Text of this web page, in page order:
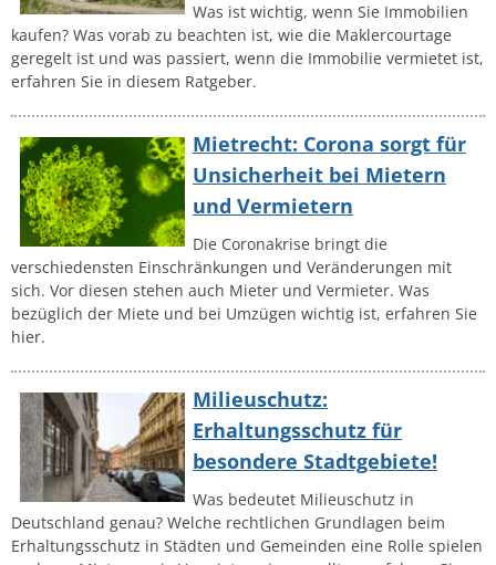
Was ist wichtig, wenn Sie Immobilien
kaufen? Was vorab zu beachten ist, wie die Maklercourtage
geregelt ist und was passiert, wenn die Immobilie vermietet ist,
erfahren Sie in diesem Ratgeber.
Mietrecht: Corona sorgt für
Unsicherheit bei Mietern
und Vermietern
Die Coronakrise bringt die
verschiedensten Einschränkungen und Veränderungen mit
sich. Vor diesen stehen auch Mieter und Vermieter. Was
bezüglich der Miete und bei Umzügen wichtig ist, erfahren Sie
hier.
Milieuschutz:
Erhaltungsschutz für
besondere Stadtgebiete!
Was bedeutet Milieuschutz in
Deutschland genau? Welche rechtlichen Grundlagen beim
Erhaltungsschutz in Städten und Gemeinden eine Rolle spielen